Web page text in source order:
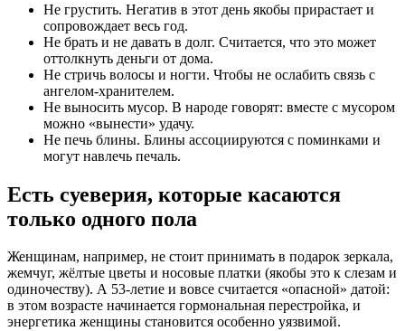
Не грустить. Негатив в этот день якобы прирастает и
сопровождает весь год.
Не брать и не давать в долг. Считается, что это может
оттолкнуть деньги от дома.
Не стричь волосы и ногти. Чтобы не ослабить связь с
ангелом-хранителем.
Не выносить мусор. В народе говорят: вместе с мусором
можно «вынести» удачу.
Не печь блины. Блины ассоциируются с поминками и
могут навлечь печаль.
Есть суеверия, которые касаются
только одного пола
Женщинам, например, не стоит принимать в подарок зеркала,
жемчуг, жёлтые цветы и носовые платки (якобы это к слезам и
одиночеству). А 53-летие и вовсе считается «опасной» датой:
в этом возрасте начинается гормональная перестройка, и
энергетика женщины становится особенно уязвимой.